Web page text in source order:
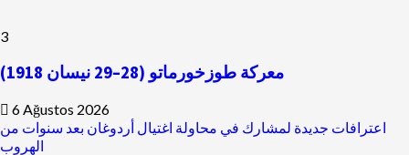
3
معركة طوزخورماتو (28–29 نيسان 1918)
6 Ağustos 2026
اعترافات جديدة لمشارك في محاولة اغتيال أردوغان بعد سنوات من
الهروب